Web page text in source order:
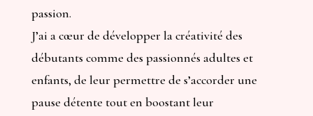
passion.
J’ai a cœur de développer la créativité des
débutants comme des passionnés adultes et
enfants, de leur permettre de s’accorder une
pause détente tout en boostant leur